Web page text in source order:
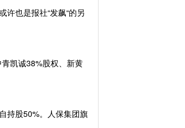
也是报社“发飙“的另
凯诚38%股权、新黄
持股50%。人保集团旗